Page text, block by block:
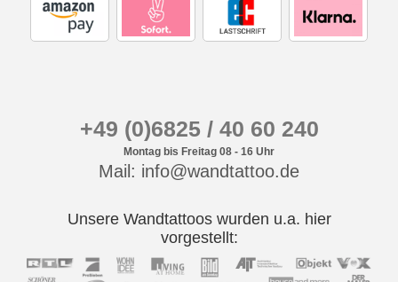
+49 (0)6825 / 40 60 240
Montag bis Freitag 08 - 16 Uhr
Mail: info@wandtattoo.de
Unsere Wandtattoos wurden u.a. hier
vorgestellt: